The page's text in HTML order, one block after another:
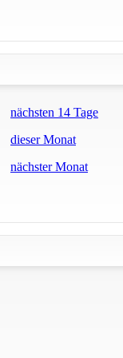
nächsten 14 Tage
dieser Monat
nächster Monat